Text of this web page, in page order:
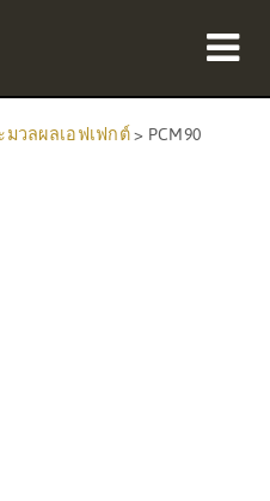
มวลผลเอฟเฟกต์> PCM90